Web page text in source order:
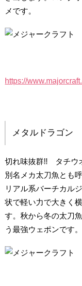
メです。
https://
メタルドラゴン
切れ味抜群!! タチウ
別名メカ太刀魚とも
リアル系バーチカル
状で軽い力で大きく
す。秋から冬の太刀
う最強ウェポンです。